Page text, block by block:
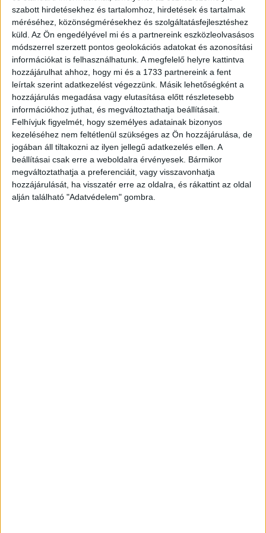
szabott hirdetésekhez és tartalomhoz, hirdetések és tartalmak
méréséhez, közönségmérésekhez és szolgáltatásfejlesztéshez
küld. Az Ön engedélyével mi és a partnereink eszközleolvasásos
módszerrel szerzett pontos geolokációs adatokat és azonosítási
információkat is felhasználhatunk. A megfelelő helyre kattintva
hozzájárulhat ahhoz, hogy mi és a 1733 partnereink a fent
leírtak szerint adatkezelést végezzünk. Másik lehetőségként a
hozzájárulás megadása vagy elutasítása előtt részletesebb
információkhoz juthat, és megváltoztathatja beállításait.
Felhívjuk figyelmét, hogy személyes adatainak bizonyos
kezeléséhez nem feltétlenül szükséges az Ön hozzájárulása, de
jogában áll tiltakozni az ilyen jellegű adatkezelés ellen. A
beállításai csak erre a weboldalra érvényesek. Bármikor
megváltoztathatja a preferenciáit, vagy visszavonhatja
hozzájárulását, ha visszatér erre az oldalra, és rákattint az oldal
alján található "Adatvédelem" gombra.
ellen és több kerületi bíróság is felfüggesztette a
letöltésre vonatkozó kormányzati tilalmat, a Trump-
adminisztráció úgy döntött, hogy lehetővé teszi a platform
amerikai használatát, amennyiben egy hazai vállalat
felvásárolja a ByteDance tulajdonában lévő alkalmazást.
A Bytedance és a TikTok két amerikai vállalattal közös
vegyesvállalat létrehozását javasolta. A két amerikai cég
az Oracle informatikai óriás és a Walmart kiskerekedelmi
áruházláncolat lett volna. A javaslat szerint az Oracle és a
Walmart birtokolta volna a TikTok Global néven
létrehozandó vállalat részvényeinek 20 százalékát, és az
új cég központja az Egyesült Államokban lett volna. A
tervet az akkori amerikai kormányzat megelégedettséggel